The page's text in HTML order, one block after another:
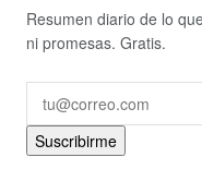
Resumen diario de lo
ni promesas. Gratis.
Suscribirme